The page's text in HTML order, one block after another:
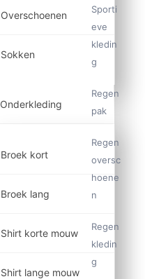
Overschoenen
Sokken
Onderkleding
Broek kort
Broek lang
Shirt korte mouw
Shirt lange mouw
Sporti
eve
kledin
g
Regen
pak
Regen
oversc
hoene
n
Regen
kledin
g